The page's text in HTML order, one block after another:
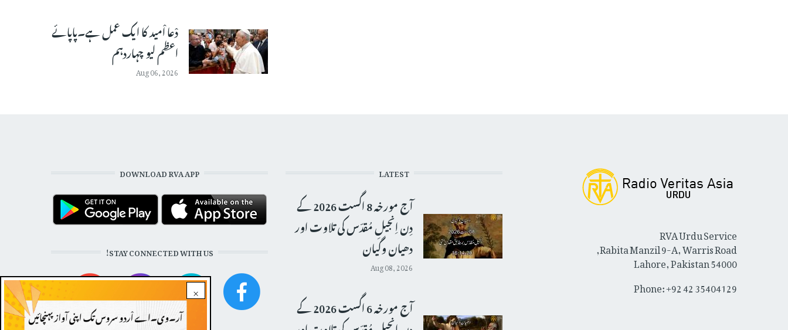
دْعا اْمید کا ایک عمل ہے۔پاپائے
اعظم لیو چہاردہم
Aug 06, 2026
×
RVA Urdu Service
Rabita Manzil 9-A, Warris Road,
Lahore, Pakistan 54000
Phone: +92 42 35404129
LATEST
آج مورخہ 8 اگست 2026 کے
دِن اِنجیلِ مُقدّس کی تلاوت اور
دھیان وگیان
Aug 08, 2026
آج مورخہ 6 اگست 2026 کے
DOWNLOAD RVA APP
STAY CONNECTED WITH US!